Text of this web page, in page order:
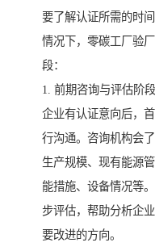
要了解认证所需的时
情况下，零碳工厂验
段：
1. 前期咨询与评估阶段
企业有认证意向后，
行沟通。咨询机构会
生产规模、现有能源
能措施、设备情况等
步评估，帮助分析企
要改进的方向。